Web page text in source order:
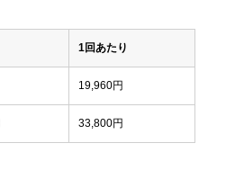
1回あたり
19,960円
33,800円